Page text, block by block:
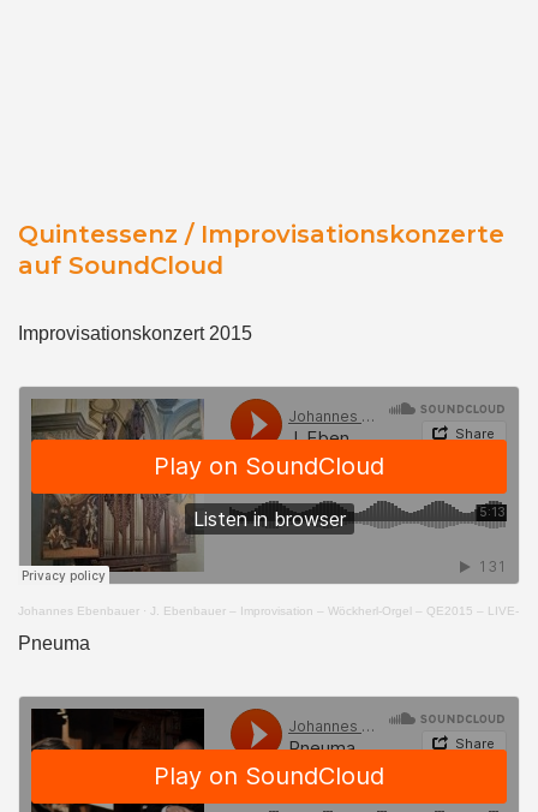
Quintessenz / Improvisationskonzerte
auf SoundCloud
Improvisationskonzert 2015
Johannes Ebenbauer · J. Ebenbauer – Improvisation – Wöckherl-Orgel – QE2015 – LIVE-
Pneuma